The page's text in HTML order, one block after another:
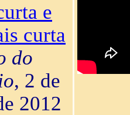
e
curta
do
, 2 de
2012